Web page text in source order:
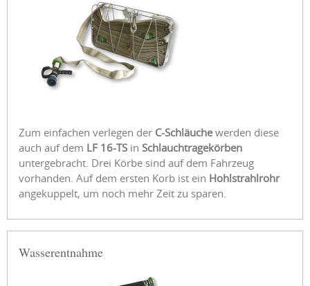
Zum einfachen verlegen der C-Schläuchewerden diese
auch auf dem LF 16-TS in Schlauchtragekörben
untergebracht. Drei Körbe sind auf dem Fahrzeug
vorhanden. Auf dem ersten Korb ist ein Hohlstrahlrohr
angekuppelt, um noch mehr Zeit zu sparen.
Wasserentnahme